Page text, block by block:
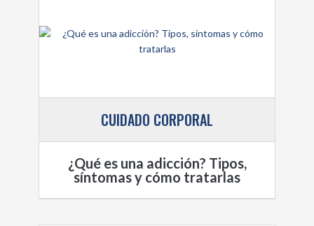
CUIDADO CORPORAL
¿Qué es una adicción? Tipos,
síntomas y cómo tratarlas